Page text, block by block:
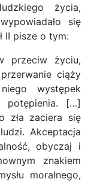
życia,
się
II pisze o tym:
przeciw życiu,
ciąży
występek
potępienia. […]
zła zaciera się
Akceptacja
obyczaj i
znakiem
moralnego,